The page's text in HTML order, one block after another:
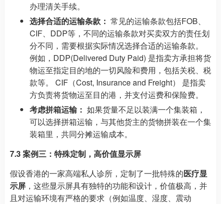
办理清关手续。
选择合适的运输条款： 常见的运输条款包括FOB、
CIF、DDP等，不同的运输条款对买卖双方的责任划
分不同，需要根据实际情况选择合适的运输条款。
例如，DDP(Delivered Duty Paid) 是指卖方承担将货
物运至指定目的地的一切风险和费用，包括关税、税
款等。 CIF（Cost, Insurance and Freight） 是指卖
方负责将货物运至目的港，并支付运费和保险费。
考虑拼箱运输： 如果货量不足以装满一个集装箱，
可以选择拼箱运输，与其他货主的货物拼装在一个集
装箱里，共同分摊运输成本。
7.3 案例三：特殊定制，高价值显示屏
假设香港的一家高端私人诊所，定制了一批特殊的医疗显
示屏 ，这些显示屏具有独特的功能和设计，价值极高，并
且对运输环境有严格的要求（例如温度、湿度、震动